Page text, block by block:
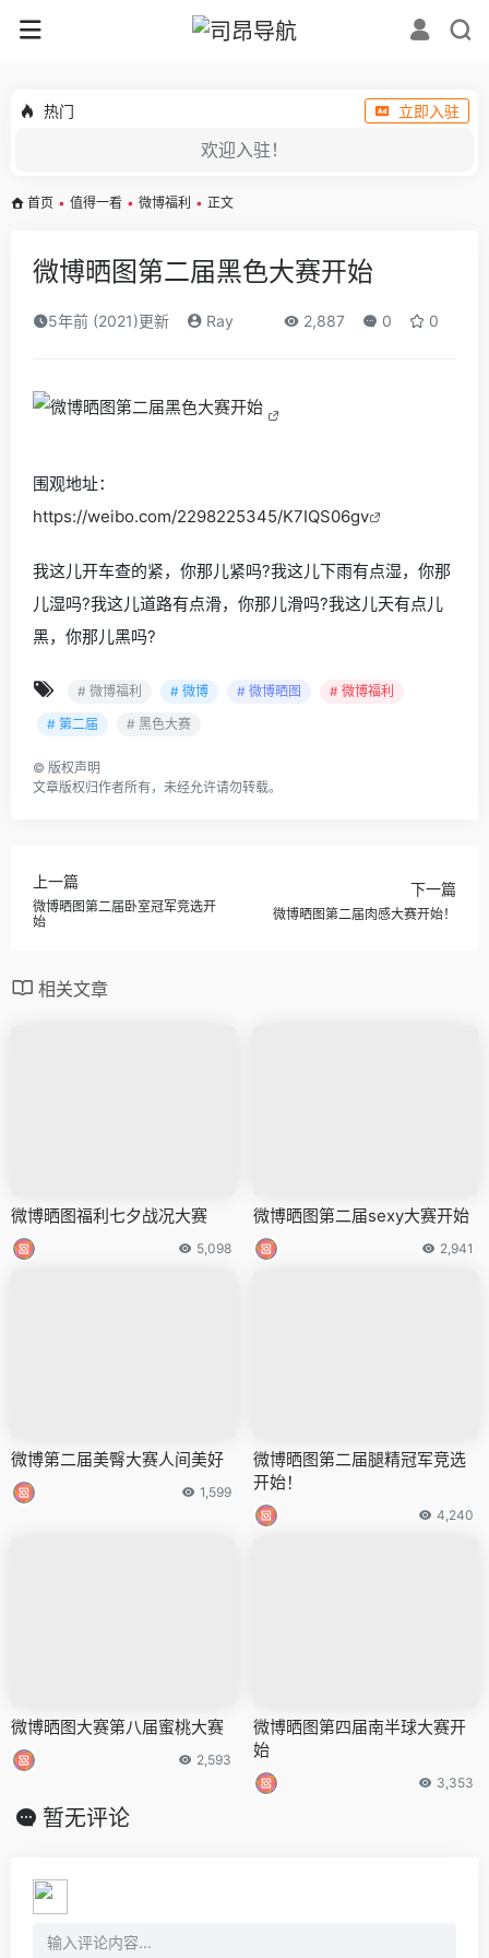
热门 立即入驻
欢迎入驻！
首页 • 值得一看 • 微博福利 • 正文
微博晒图第二届黑色大赛开始 ​
5年前 (2021)更新 Ray 2,887 0 0
围观地址：
https://weibo.com/2298225345/K7IQS06gv
我这儿开车查的紧，你那儿紧吗?我这儿下雨有点湿，你那
儿湿吗?我这儿道路有点滑，你那儿滑吗?我这儿天有点儿
黑，你那儿黑吗?
# 微博福利 # 微博 # 微博晒图
# 微博福利
# 第二届
# 黑色大赛
© 版权声明
文章版权归作者所有，未经允许请勿转载。
上一篇
微博晒图第二届卧室冠军竞选开
始
下一篇
微博晒图第二届肉感大赛开始！
相关文章
微博晒图福利七夕战况大赛
5,098
微博晒图第二届sexy大赛开始 ​​​
2,941
微博第二届美臀大赛人间美好
1,599
微博晒图第二届腿精冠军竞选
开始！ ​​​
4,240
微博晒图大赛第八届蜜桃大赛
2,593
微博晒图第四届南半球大赛开
始
3,353
暂无评论